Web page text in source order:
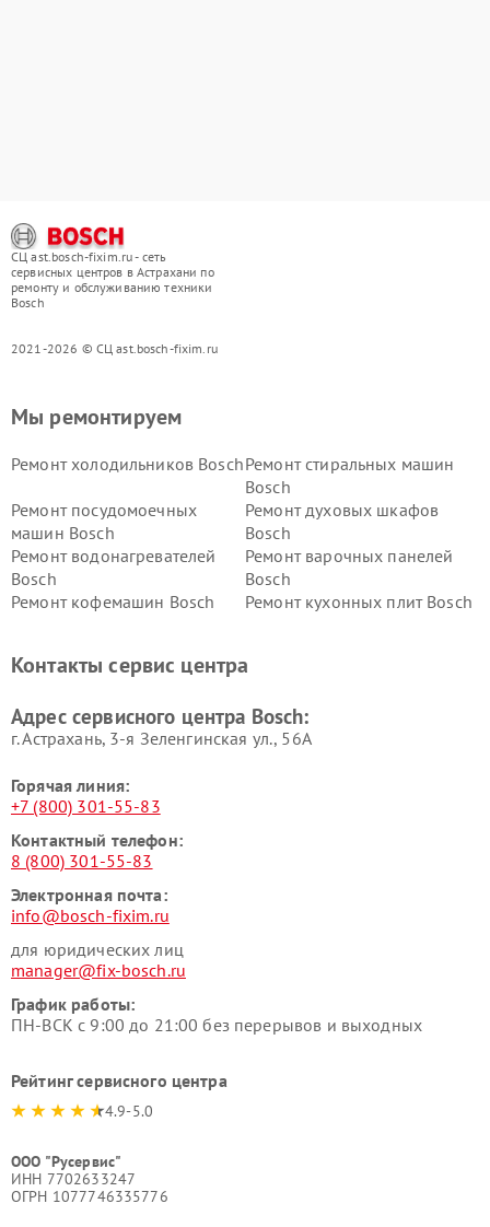
СЦ ast.bosch-fixim.ru - сеть
сервисных центров в Астрахани по
ремонту и обслуживанию техники
Bosch
2021-2026 © СЦ ast.bosch-fixim.ru
Мы ремонтируем
Ремонт холодильников BoschРемонт стиральных машин
Bosch
Ремонт посудомоечных
машин Bosch
Ремонт духовых шкафов
Bosch
Ремонт водонагревателей
Bosch
Ремонт варочных панелей
Bosch
Ремонт кофемашин Bosch
Ремонт кухонных плит Bosch
Ремонт сушильных автоматовРемонт морозильных камер
Контакты сервис центра
Адрес сервисного центра Bosch:
г. Астрахань, 3-я Зеленгинская ул., 56А
Горячая линия:
+7 (800) 301-55-83
Контактный телефон:
8 (800) 301-55-83
Электронная почта:
info@bosch-fixim.ru
для юридических лиц
manager@fix-bosch.ru
График работы:
ПН-ВСК с 9:00 до 21:00 без перерывов и выходных
Рейтинг сервисного центра
4.9-5.0
ООО "Русервис"
ИНН 7702633247
ОГРН 1077746335776